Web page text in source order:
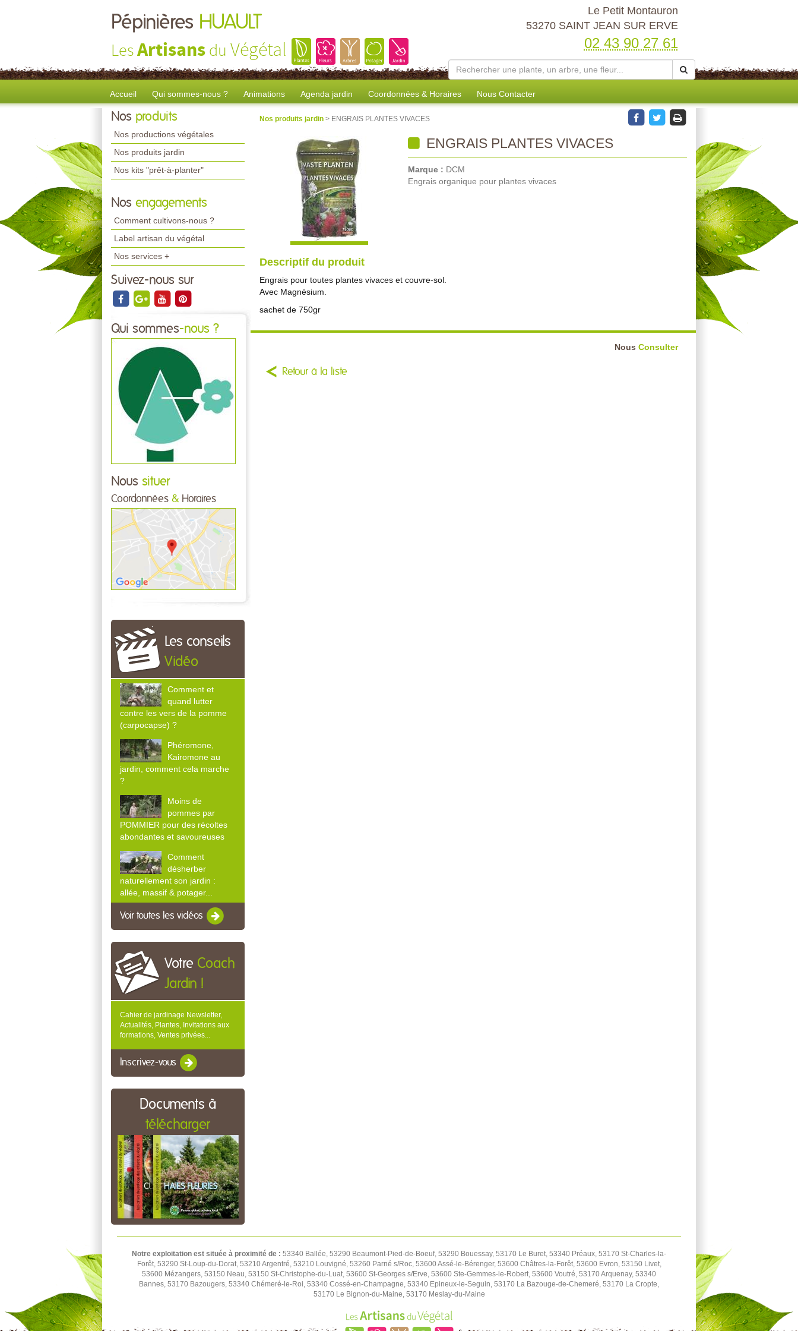
Pépinières HUAULT
LesArtisans du Végétal
Le Petit Montauron
53270 SAINT JEAN SUR ERVE
02 43 90 27 61
Accueil Qui sommes-nous ? Animations Agenda jardin Coordonnées & Horaires Nous Contacter
Nos produits
Nos productions végétales
Nos produits jardin
Nos kits "prêt-à-planter"
Nos engagements
Comment cultivons-nous ?
Label artisan du végétal
Nos services +
Suivez-nous sur
Qui sommes-nous ?
Nous situer
Coordonnées & Horaires
Les conseils
Vidéo
Comment et
quand lutter
contre les vers de la pomme
(carpocapse) ?
Phéromone,
Kairomone au
jardin, comment cela marche
?
Moins de
pommes par
POMMIER pour des récoltes
abondantes et savoureuses
Comment
désherber
naturellement son jardin :
allée, massif & potager...
Voir toutes les vidéos
Votre Coach
Jardin !
Cahier de jardinage Newsletter,
Actualités, Plantes, Invitations aux
formations, Ventes privées...
Inscrivez-vous
Documents à
télécharger
Nos produits jardin > ENGRAIS PLANTES VIVACES
ENGRAIS PLANTES VIVACES
Marque : DCM
Engrais organique pour plantes vivaces
Descriptif du produit
Engrais pour toutes plantes vivaces et couvre-sol.
Avec Magnésium.
sachet de 750gr
Nous Consulter
Retour à la liste
Notre exploitation est située à proximité de : 53340 Ballée, 53290 Beaumont-Pied-de-Boeuf, 53290 Bouessay, 53170 Le Buret, 53340 Préaux, 53170 St-Charles-la-
Forêt, 53290 St-Loup-du-Dorat, 53210 Argentré, 53210 Louvigné, 53260 Parné s/Roc, 53600 Assé-le-Bérenger, 53600 Châtres-la-Forêt, 53600 Evron, 53150 Livet,
53600 Mézangers, 53150 Neau, 53150 St-Christophe-du-Luat, 53600 St-Georges s/Erve, 53600 Ste-Gemmes-le-Robert, 53600 Voutré, 53170 Arquenay, 53340
Bannes, 53170 Bazougers, 53340 Chémeré-le-Roi, 53340 Cossé-en-Champagne, 53340 Epineux-le-Seguin, 53170 La Bazouge-de-Chemeré, 53170 La Cropte,
53170 Le Bignon-du-Maine, 53170 Meslay-du-Maine